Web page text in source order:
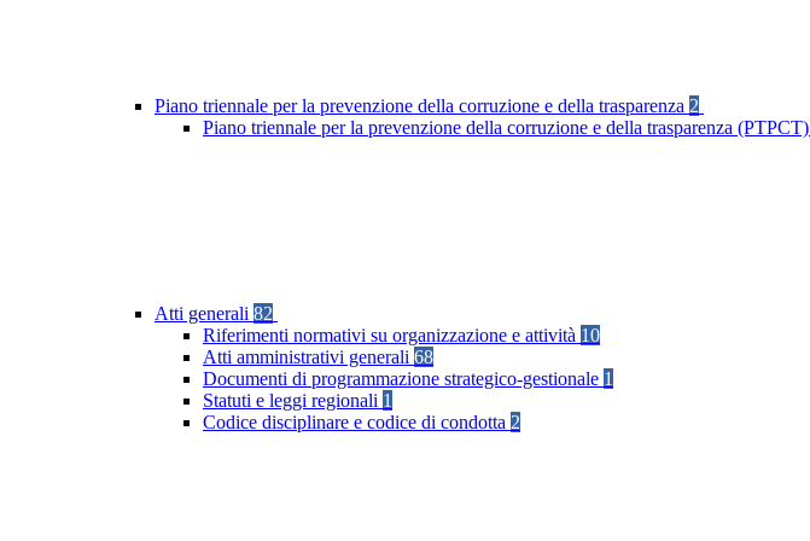
Piano triennale per la prevenzione della corruzione e della trasparenza 2
Piano triennale per la prevenzione della corruzione e della trasparenza (PTPCT)
Atti generali 82
Riferimenti normativi su organizzazione e attività 10
Atti amministrativi generali 68
Documenti di programmazione strategico-gestionale 1
Statuti e leggi regionali 1
Codice disciplinare e codice di condotta 2